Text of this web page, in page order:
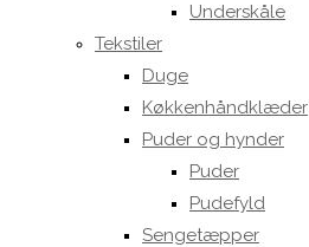
Underskåle
Tekstiler
Duge
Køkkenhåndklæder
Puder og hynder
Puder
Pudefyld
Sengetæpper